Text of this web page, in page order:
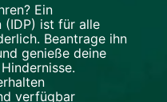
Ein
(IDP) ist für alle
Beantrage ihn
genieße deine
verfügbar